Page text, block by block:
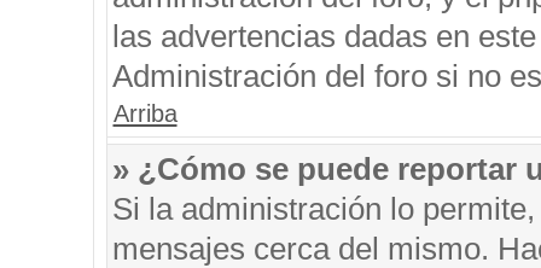
las advertencias dadas en
Administración del foro si no
Arriba
» ¿Cómo se puede reportar
Si la administración lo
mensajes cerca del mismo.